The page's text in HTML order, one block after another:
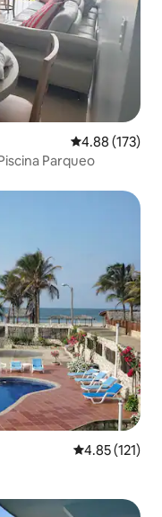
Calificación
4.88 (173)
Parqueo
Calificación
4.85 (121)